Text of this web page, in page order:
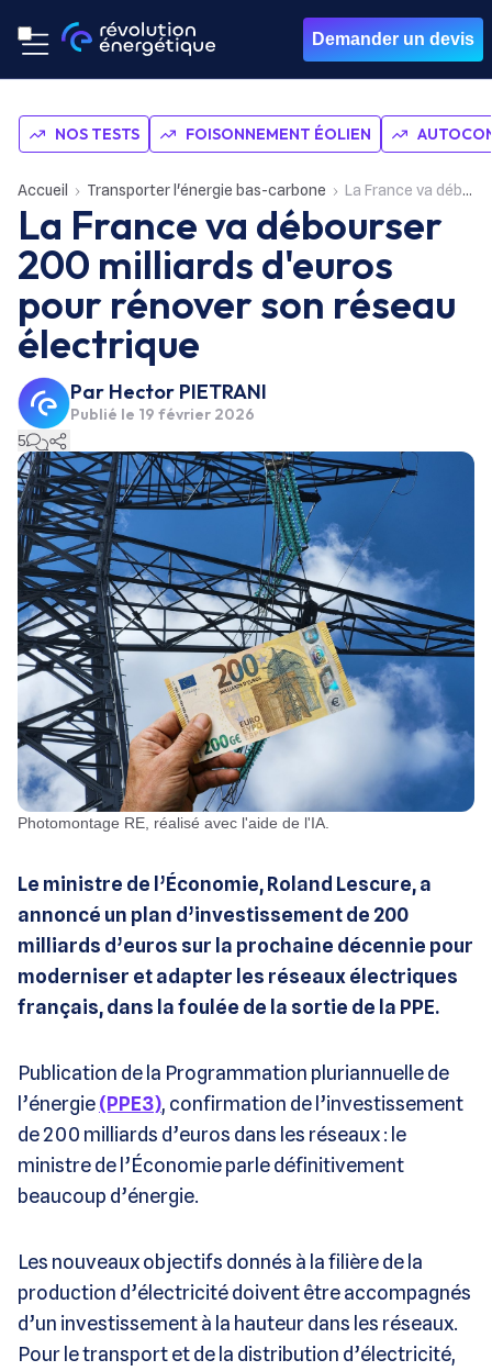
Demander un devis
NOS TESTS FOISONNEMENT ÉOLIEN
Accueil Transporter l'énergie bas-carbone La France va débourser 200 milliards d'euros pour rénover son réseau électrique
La France va débourser
200 milliards d'euros
pour rénover son réseau
électrique
Par Hector PIETRANI
Publié le 19 février 2026
5
Photomontage RE, réalisé avec l'aide de l'IA.
Le ministre de l’Économie, Roland Lescure, a
annoncé un plan d’investissement de 200
milliards d’euros sur la prochaine décennie pour
moderniser et adapter les réseaux électriques
français, dans la foulée de la sortie de la PPE.
Publication de la Programmation pluriannuelle de
l’énergie(PPE3), confirmation de l’investissement
de 200 milliards d’euros dans les réseaux : le
ministre de l’Économie parle définitivement
beaucoup d’énergie.
Les nouveaux objectifs donnés à la filière de la
production d’électricité doivent être accompagnés
d’un investissement à la hauteur dans les réseaux.
Pour le transport et de la distribution d’électricité,